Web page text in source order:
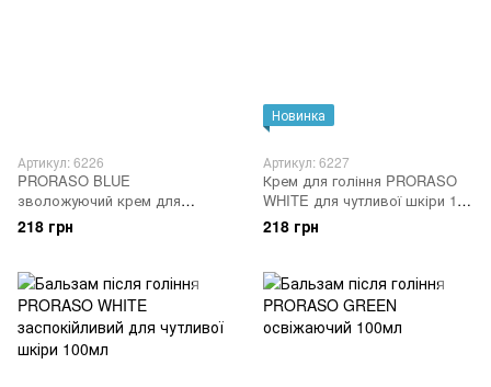
Артикул: 6226
PRORASO BLUE
зволожуючий крем для
гоління 150мл
218 грн
Новинка
Артикул: 6227
Крем для гоління PRORASO
WHITE для чутливої шкіри 150
мл
218 грн